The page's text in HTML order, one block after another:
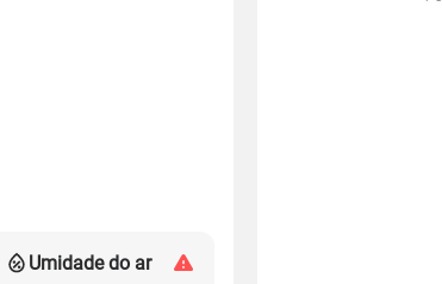
Umidade do ar